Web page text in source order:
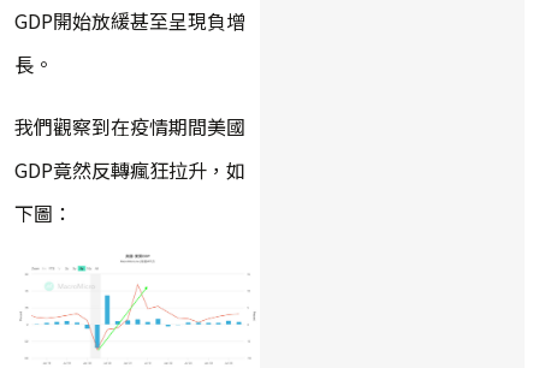
GDP開始放緩甚至呈現負增
長。
我們觀察到在疫情期間美國
GDP竟然反轉瘋狂拉升，如
下圖：